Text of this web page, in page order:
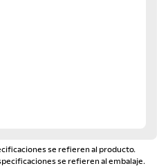
se refieren al producto.
se refieren al embalaje.